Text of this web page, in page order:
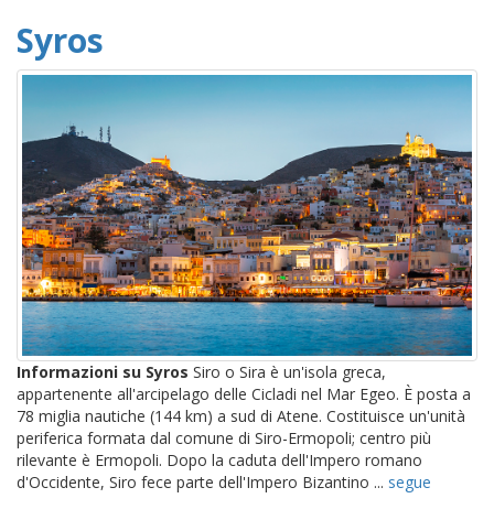
Syros
Informazioni su Syros Siro o Sira è un'isola greca,
appartenente all'arcipelago delle Cicladi nel Mar Egeo. È posta a
78 miglia nautiche (144 km) a sud di Atene. Costituisce un'unità
periferica formata dal comune di Siro-Ermopoli; centro più
rilevante è Ermopoli. Dopo la caduta dell'Impero romano
d'Occidente, Siro fece parte dell'Impero Bizantino ... segue